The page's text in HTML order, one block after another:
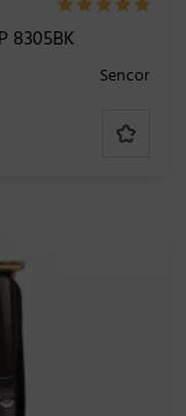
8305BK
Sencor